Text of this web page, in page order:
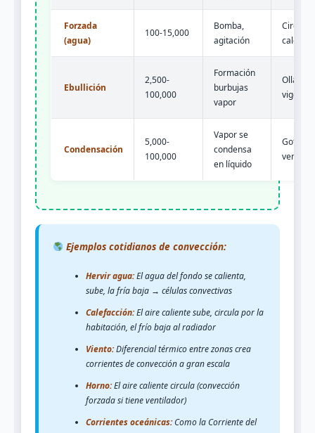
Forzada
(agua)
100-15,000
Bomba,
agitación
Circuito
Ebullición
2,500-
100,000
Formación
burbujas
vapor
Olla
Condensación
5,000-
100,000
Vapor se
condensa
en líquido
Gotas
Ejemplos cotidianos de convección:
Hervir agua:El agua del fondo se calienta,
sube, la fría baja → células convectivas
Calefacción:El aire caliente sube, circula por la
habitación, el frío baja al radiador
Viento:Diferencial térmico entre zonas crea
corrientes de convección a gran escala
Horno:El aire caliente circula (convección
forzada si tiene ventilador)
Corrientes oceánicas:Como la Corriente del